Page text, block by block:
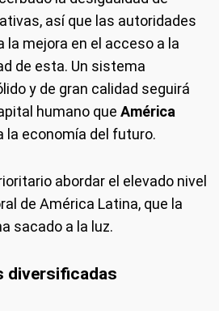
así que las autoridades
la mejora en el acceso a la
de esta. Un sistema
y de gran calidad seguirá
humano que América
la economía del futuro.
abordar el elevado nivel
de América Latina, que la
sacado a la luz.
diversificadas